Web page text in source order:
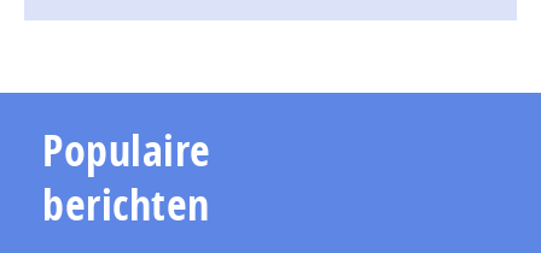
Populaire
berichten